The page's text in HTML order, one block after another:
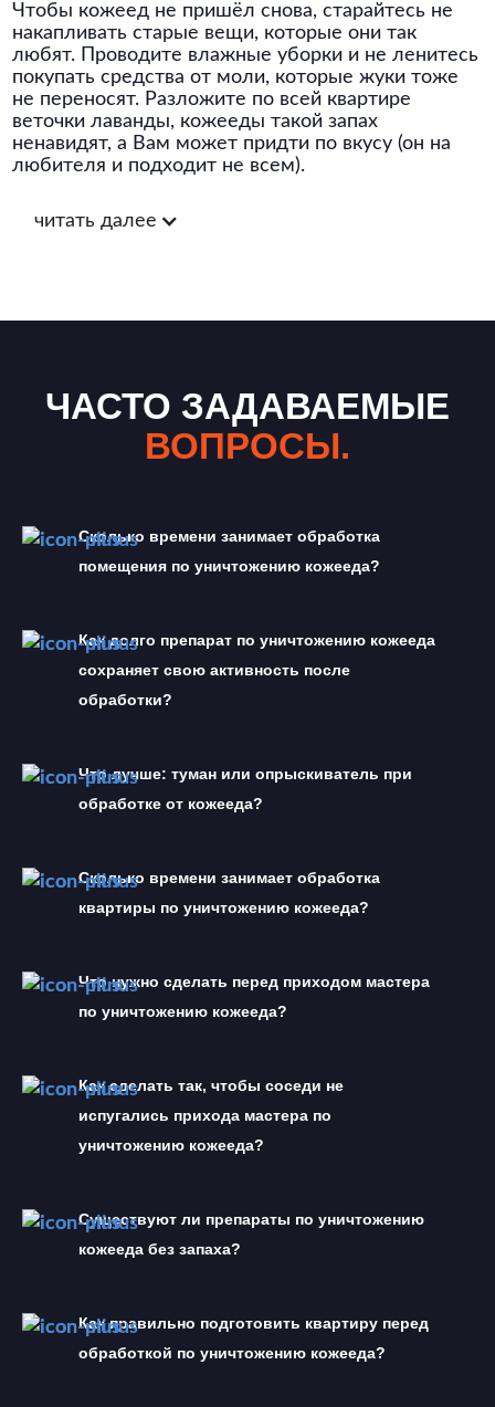
Чтобы кожеед не пришёл снова, старайтесь не
накапливать старые вещи, которые они так
любят. Проводите влажные уборки и не ленитесь
покупать средства от моли, которые жуки тоже
не переносят. Разложите по всей квартире
веточки лаванды, кожееды такой запах
ненавидят, а Вам может придти по вкусу (он на
любителя и подходит не всем).
читать далее
ЧАСТО ЗАДАВАЕМЫЕ
ВОПРОСЫ.
Сколько времени занимает обработка
помещения по уничтожению кожееда?
Как долго препарат по уничтожению кожееда
сохраняет свою активность после
обработки?
Что лучше: туман или опрыскиватель при
обработке от кожееда?
Сколько времени занимает обработка
квартиры по уничтожению кожееда?
Что нужно сделать перед приходом мастера
по уничтожению кожееда?
Как сделать так, чтобы соседи не
испугались прихода мастера по
уничтожению кожееда?
Существуют ли препараты по уничтожению
кожееда без запаха?
Как правильно подготовить квартиру перед
обработкой по уничтожению кожееда?